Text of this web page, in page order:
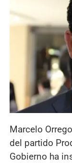
Marcelo
del partido
Gobierno ha